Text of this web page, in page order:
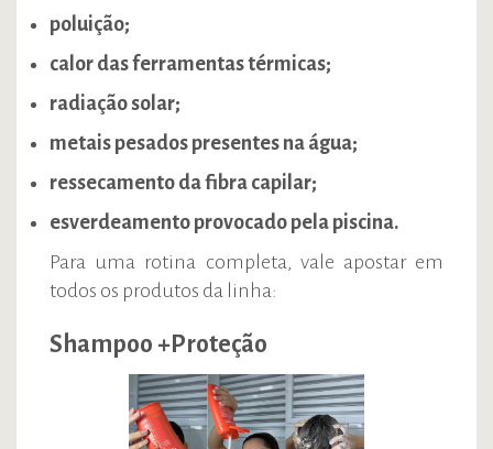
poluição;
calor das ferramentas térmicas;
radiação solar;
metais pesados presentes na água;
ressecamento da fibra capilar;
esverdeamento provocado pela piscina.
Para uma rotina completa, vale apostar em
todos os produtos da linha:
Shampoo +Proteção